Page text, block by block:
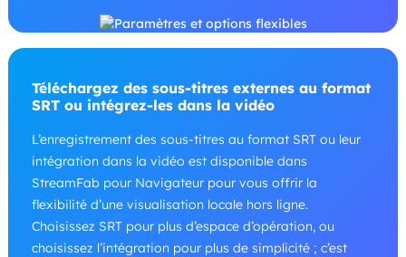
Téléchargez des sous-titres externes au format
SRT ou intégrez-les dans la vidéo
L’enregistrement des sous-titres au format SRT ou leur
intégration dans la vidéo est disponible dans
StreamFab pour Navigateur pour vous offrir la
flexibilité d’une visualisation locale hors ligne.
Choisissez SRT pour plus d’espace d’opération, ou
choisissez l’intégration pour plus de simplicité ; c’est